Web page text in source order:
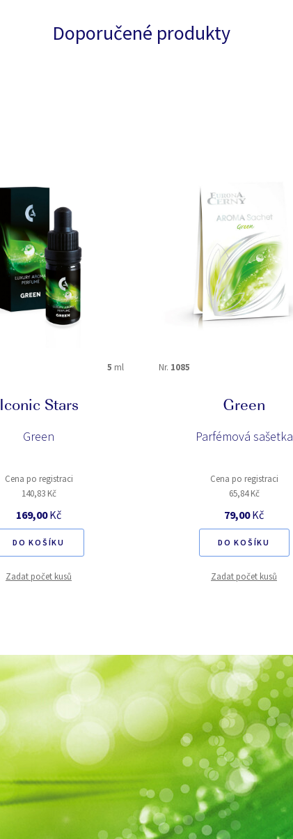
Doporučené produkty
5 ml
Iconic Stars
Green
Cena po registraci
140,83 Kč
169,00Kč
DO KOŠÍKU
Zadat počet kusů
Nr. 1085
Green
Parfémová sašetka
Cena po registraci
65,84 Kč
79,00Kč
DO KOŠÍKU
Zadat počet kusů